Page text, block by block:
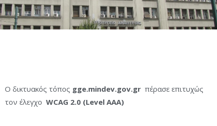
Ο δικτυακός τόπος gge.mindev.gov.gr πέρασε επιτυχώς
τον έλεγχο WCAG 2.0 (Level AAA)